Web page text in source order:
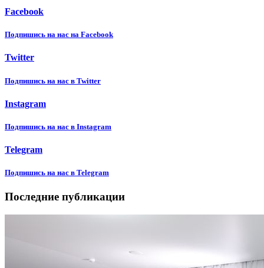
Facebook
Подпишиcь на нас на Facebook
Twitter
Подпишиcь на нас в Twitter
Instagram
Подпишиcь на нас в Instagram
Telegram
Подпишиcь на нас в Telegram
Последние публикации